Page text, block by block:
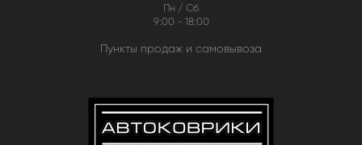
Пн / Сб
9:00 - 18:00
Пункты продаж и самовывоза